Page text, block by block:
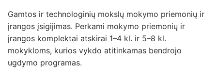
Gamtos ir technologinių mokslų mokymo priemonių ir
įrangos įsigijimas. Perkami mokymo priemonių ir
įrangos komplektai atskirai 1–4 kl. ir 5–8 kl.
mokykloms, kurios vykdo atitinkamas bendrojo
ugdymo programas.